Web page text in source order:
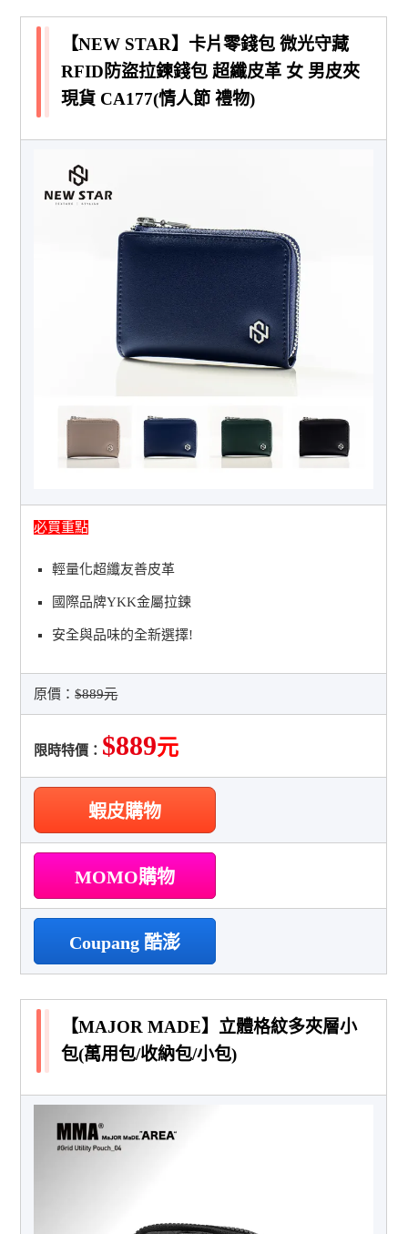
【NEW STAR】卡片零錢包 微光守藏
RFID防盜拉鍊錢包 超纖皮革 女 男皮夾
現貨 CA177(情人節 禮物)
必買重點
輕量化超纖友善皮革
國際品牌YKK金屬拉鍊
安全與品味的全新選擇!
原價：$889元
限時特價： $889元
蝦皮購物
MOMO購物
Coupang 酷澎
【MAJOR MADE】立體格紋多夾層小
包(萬用包/收納包/小包)